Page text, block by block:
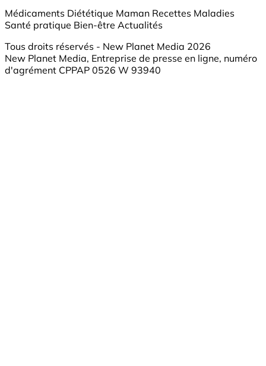
Médicaments Diététique Maman Recettes Maladies
Santé pratique Bien-être Actualités
Tous droits réservés - New Planet Media 2026
New Planet Media, Entreprise de presse en ligne, numéro
d'agrément CPPAP 0526 W 93940